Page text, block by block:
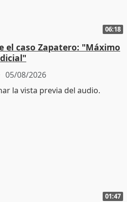
06:18
el caso Zapatero: "Máximo
05/08/2026
01:47